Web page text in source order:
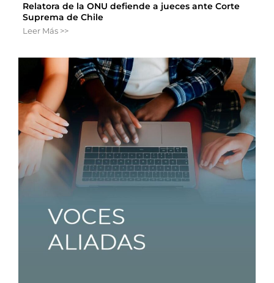
Relatora de la ONU defiende a jueces ante Corte
Suprema de Chile
Leer Más >>